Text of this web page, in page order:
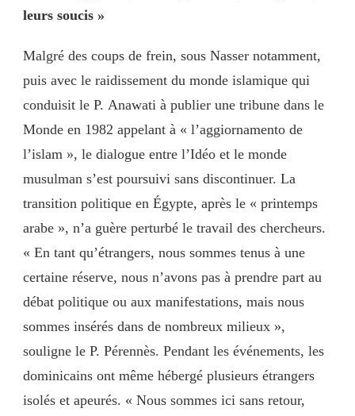
leurs soucis »
Malgré des coups de frein, sous Nasser notamment,
puis avec le raidissement du monde islamique qui
conduisit le P. Anawati à publier une tribune dans le
Monde en 1982 appelant à « l’aggiornamento de
l’islam », le dialogue entre l’Idéo et le monde
musulman s’est poursuivi sans discontinuer. La
transition politique en Égypte, après le « printemps
arabe », n’a guère perturbé le travail des chercheurs.
« En tant qu’étrangers, nous sommes tenus à une
certaine réserve, nous n’avons pas à prendre part au
débat politique ou aux manifestations, mais nous
sommes insérés dans de nombreux milieux »,
souligne le P. Pérennès. Pendant les événements, les
dominicains ont même hébergé plusieurs étrangers
isolés et apeurés. « Nous sommes ici sans retour,